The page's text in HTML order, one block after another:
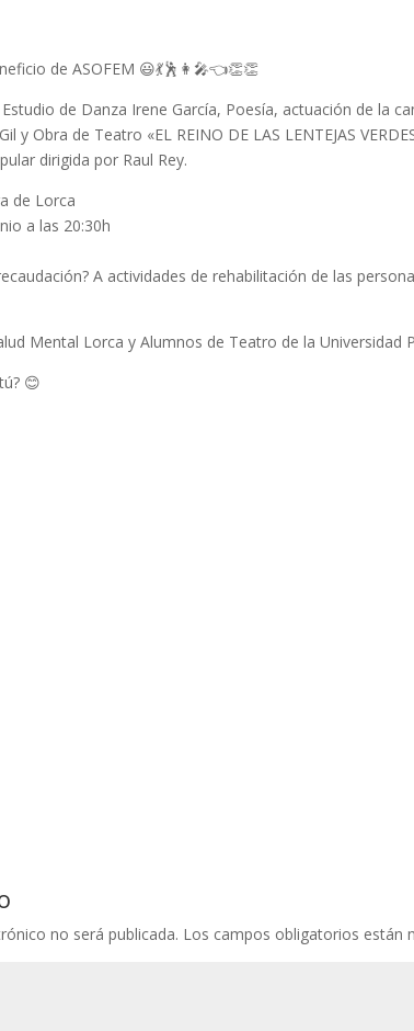
de ASOFEM 😃💃🕺 👩‍🎤👈👏👏
de Danza Irene García, Poesía, actuación de la
y Obra de Teatro «EL REINO DE LAS LENTEJAS
dirigida por Raul Rey.
de Lorca
a las 20:30h
A actividades de rehabilitación de las
Mental Lorca y Alumnos de Teatro de la Universidad
😊
no será publicada. Los campos obligatorios están